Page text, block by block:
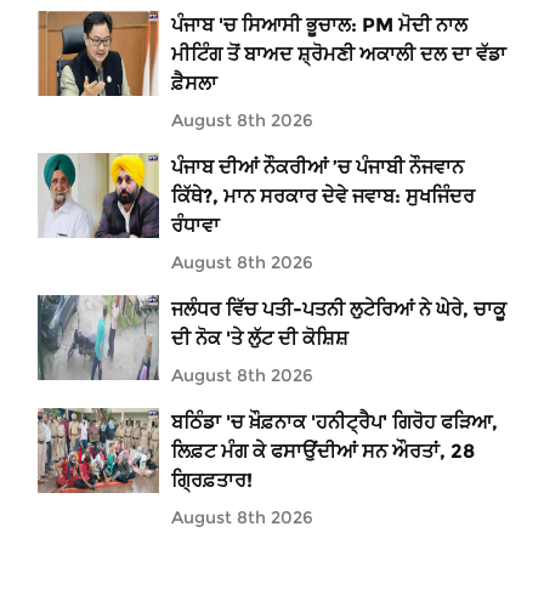
ਪੰਜਾਬ 'ਚ ਸਿਆਸੀ ਭੂਚਾਲ: PM ਮੋਦੀ ਨਾਲ
ਮੀਟਿੰਗ ਤੋਂ ਬਾਅਦ ਸ਼੍ਰੋਮਣੀ ਅਕਾਲੀ ਦਲ ਦਾ ਵੱਡਾ
ਫ਼ੈਸਲਾ
August 8th 2026
ਪੰਜਾਬ ਦੀਆਂ ਨੌਕਰੀਆਂ ’ਚ ਪੰਜਾਬੀ ਨੌਜਵਾਨ
ਕਿੱਥੇ?, ਮਾਨ ਸਰਕਾਰ ਦੇਵੇ ਜਵਾਬ: ਸੁਖਜਿੰਦਰ
ਰੰਧਾਵਾ
August 8th 2026
ਜਲੰਧਰ ਵਿੱਚ ਪਤੀ-ਪਤਨੀ ਲੁਟੇਰਿਆਂ ਨੇ ਘੇਰੇ, ਚਾਕੂ
ਦੀ ਨੋਕ 'ਤੇ ਲੁੱਟ ਦੀ ਕੋਸ਼ਿਸ਼
August 8th 2026
ਬਠਿੰਡਾ 'ਚ ਖ਼ੌਫ਼ਨਾਕ 'ਹਨੀਟ੍ਰੈਪ' ਗਿਰੋਹ ਫੜਿਆ,
ਲਿਫ਼ਟ ਮੰਗ ਕੇ ਫਸਾਉਂਦੀਆਂ ਸਨ ਔਰਤਾਂ, 28
ਗ੍ਰਿਫ਼ਤਾਰ!
August 8th 2026